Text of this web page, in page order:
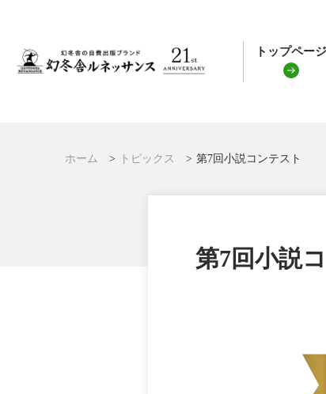
トップページ
ホーム トピックス 第7回小説コンテスト
第7回小説